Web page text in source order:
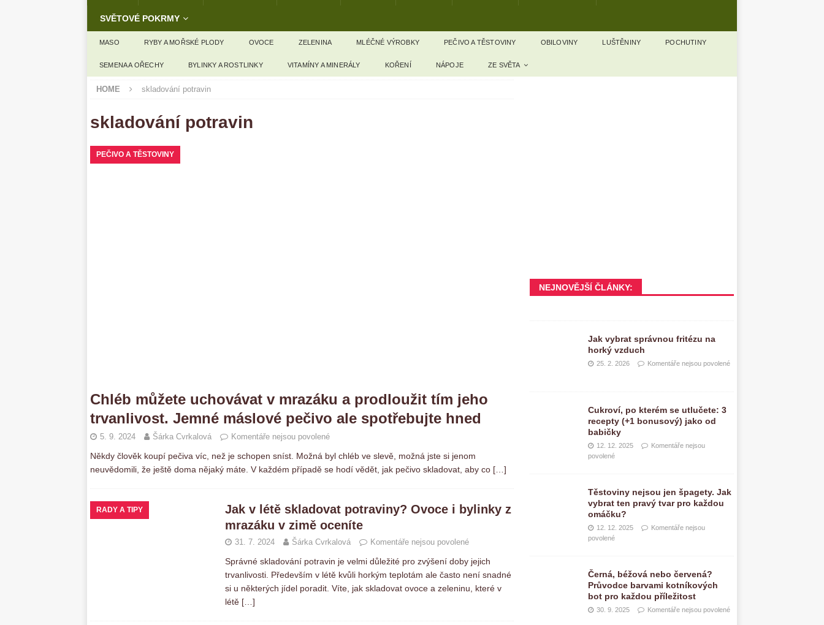
SVĚTOVÉ POKRMY
MASO RYBY A MOŘSKÉ PLODY OVOCE ZELENINA MLÉČNÉ VÝROBKY PEČIVO A TĚSTOVINY OBILOVINY LUŠTĚNINY POCHUTINY
SEMENA A OŘECHY BYLINKY A ROSTLINKY VITAMÍNY A MINERÁLY KOŘENÍ NÁPOJE ZE SVĚTA
HOME skladování potravin
skladování potravin
PEČIVO A TĚSTOVINY
Chléb můžete uchovávat v mrazáku a prodloužit tím jeho
trvanlivost. Jemné máslové pečivo ale spotřebujte hned
5. 9. 2024 Šárka Cvrkalová Komentáře nejsou povolené
Někdy člověk koupí pečiva víc, než je schopen sníst. Možná byl chléb ve slevě, možná jste si jenom
neuvědomili, že ještě doma nějaký máte. V každém případě se hodí vědět, jak pečivo skladovat, aby co […]
RADY A TIPY
Jak v létě skladovat potraviny? Ovoce i bylinky z
mrazáku v zimě oceníte
31. 7. 2024 Šárka Cvrkalová Komentáře nejsou povolené
Správné skladování potravin je velmi důležité pro zvýšení doby jejich
trvanlivosti. Především v létě kvůli horkým teplotám ale často není snadné
si u některých jídel poradit. Víte, jak skladovat ovoce a zeleninu, které v
létě […]
NEJNOVĚJŠÍ ČLÁNKY:
Jak vybrat správnou fritézu na
horký vzduch
25. 2. 2026 Komentáře nejsou povolené
Cukroví, po kterém se utlučete: 3
recepty (+1 bonusový) jako od
babičky
12. 12. 2025
Komentáře nejsou
povolené
Těstoviny nejsou jen špagety. Jak
vybrat ten pravý tvar pro každou
omáčku?
12. 12. 2025
Komentáře nejsou
povolené
Černá, béžová nebo červená?
Průvodce barvami kotníkových
bot pro každou příležitost
30. 9. 2025 Komentáře nejsou povolené